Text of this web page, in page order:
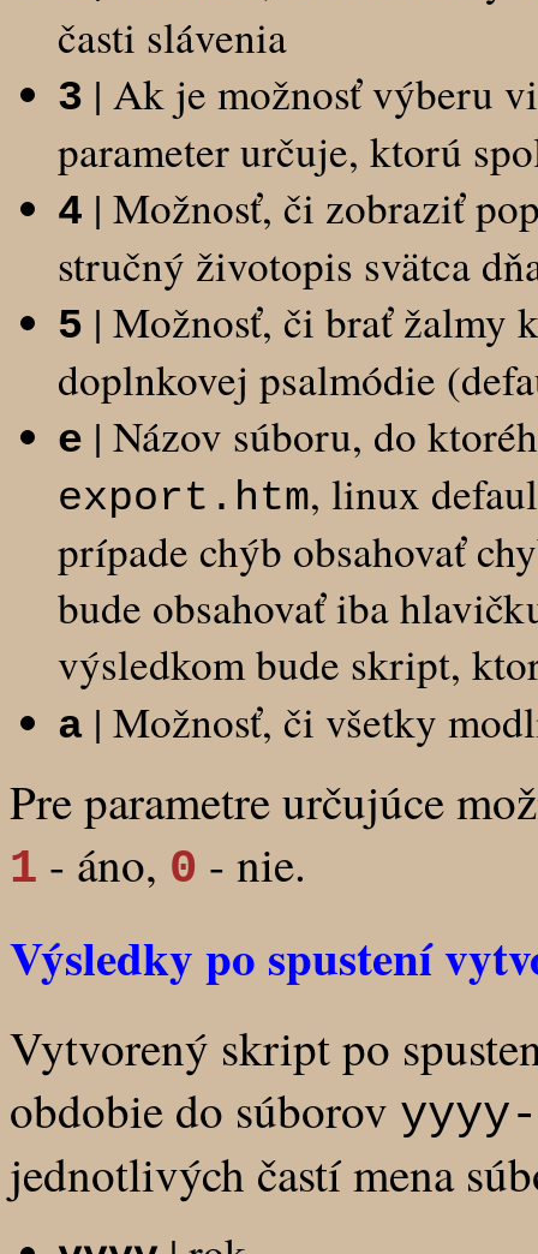
časti slávenia
3 | Ak je možnosť výberu
parameter určuje, ktorú
4 | Možnosť, či zobraziť
stručný životopis svätca
5 | Možnosť, či brať žalmy
doplnkovej psalmódie
e | Názov súboru, do
export.htm, linux
prípade chýb obsahovať
bude obsahovať iba
výsledkom bude skript,
a | Možnosť, či všetky
Pre parametre určujúce
1 - áno, 0 - nie.
Výsledky po spustení
Vytvorený skript po
obdobie do súborov yyyy-
jednotlivých častí mena